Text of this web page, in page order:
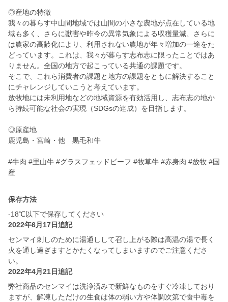
◎産地の特徴
我々の暮らす中山間地域では山間の小さな農地が点在している地
域も多く、さらに獣害や昨今の異常気象による収穫量減、さらに
は農家の高齢化により、利用されない農地が年々増加の一途をた
どっています。これは、我々が暮らす志布志に限ったことではあ
りません。全国の地方で起こっている共通の課題です。
そこで、これら消費者の課題と地方の課題をともに解決すること
にチャレンジしていこうと考えています。
放牧地には未利用地などの地域資源を有効活用し、志布志の地か
ら持続可能な社会の実現（SDGsの達成）を目指します。
◎原産地
鹿児島・宮崎・他 黒毛和牛
#牛肉 #里山牛 #グラスフェッドビーフ #牧草牛 #赤身肉 #放牧 #国
産
保存方法
-18℃以下で保存してください
2022年6月17日追記
センマイ刺しのために湯通しして召し上がる際は高温の湯で長く
火を通し過ぎますとかたくなってしまいますのでご注意くださ
い。
2022年4月21日追記
弊社商品のセンマイは洗浄済みで新鮮なものをすぐ冷凍しており
ますが、解凍しただけの生食は体の弱い方や体調次第で食中毒を